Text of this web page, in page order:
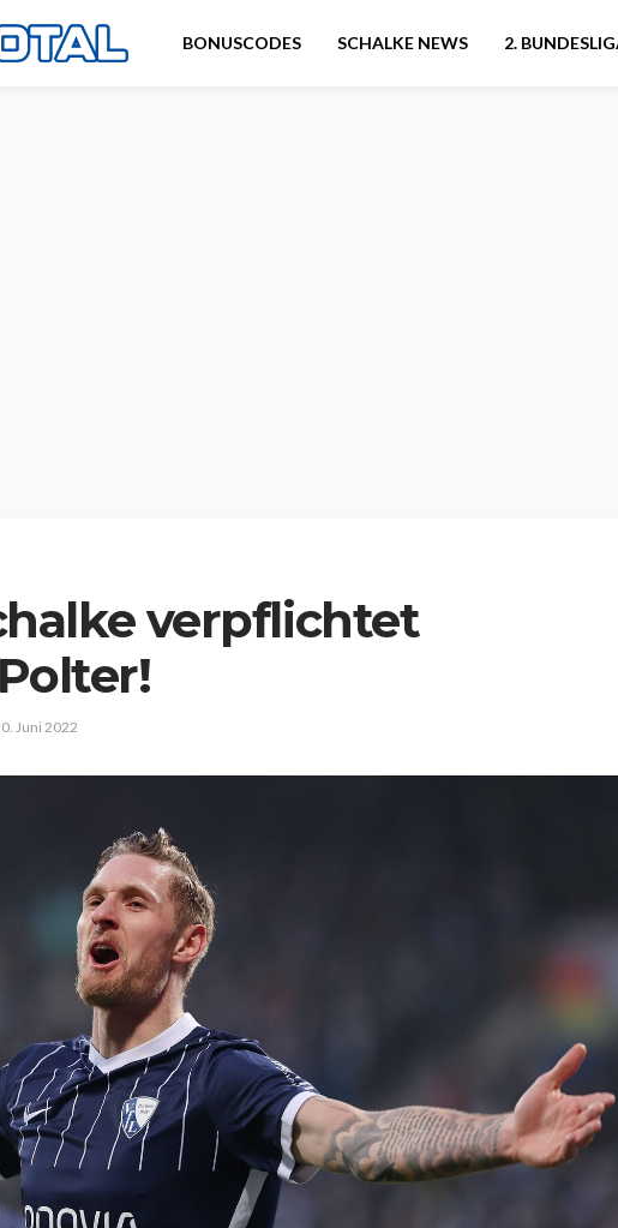
BONUSCODES SCHALKE NEWS 2.
verpflichtet
Juni 2022